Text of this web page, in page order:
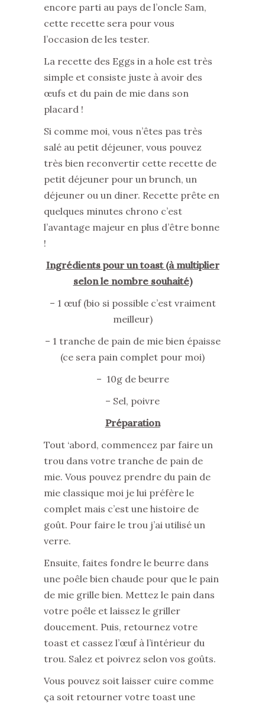
encore parti au pays de l’oncle Sam,
cette recette sera pour vous
l’occasion de les tester.
La recette des Eggs in a hole est très
simple et consiste juste à avoir des
œufs et du pain de mie dans son
placard !
Si comme moi, vous n’êtes pas très
salé au petit déjeuner, vous pouvez
très bien reconvertir cette recette de
petit déjeuner pour un brunch, un
déjeuner ou un diner. Recette prête en
quelques minutes chrono c’est
l’avantage majeur en plus d’être bonne
!
Ingrédients pour un toast (à multiplier
selon le nombre souhaité)
– 1 œuf (bio si possible c’est vraiment
meilleur)
– 1 tranche de pain de mie bien épaisse
(ce sera pain complet pour moi)
– 10g de beurre
– Sel, poivre
Préparation
Tout ‘abord, commencez par faire un
trou dans votre tranche de pain de
mie. Vous pouvez prendre du pain de
mie classique moi je lui préfère le
complet mais c’est une histoire de
goût. Pour faire le trou j’ai utilisé un
verre.
Ensuite, faites fondre le beurre dans
une poêle bien chaude pour que le pain
de mie grille bien. Mettez le pain dans
votre poêle et laissez le griller
doucement. Puis, retournez votre
toast et cassez l’œuf à l’intérieur du
trou. Salez et poivrez selon vos goûts.
Vous pouvez soit laisser cuire comme
ça soit retourner votre toast une